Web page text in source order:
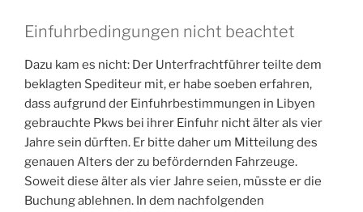
Einfuhrbedingungen nicht beachtet
Dazu kam es nicht: Der Unterfrachtführer teilte dem
beklagten Spediteur mit, er habe soeben erfahren,
dass aufgrund der Einfuhrbestimmungen in Libyen
gebrauchte Pkws bei ihrer Einfuhr nicht älter als vier
Jahre sein dürften. Er bitte daher um Mitteilung des
genauen Alters der zu befördernden Fahrzeuge.
Soweit diese älter als vier Jahre seien, müsste er die
Buchung ablehnen. In dem nachfolgenden